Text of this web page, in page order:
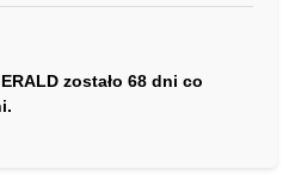
zostało 68 dni co